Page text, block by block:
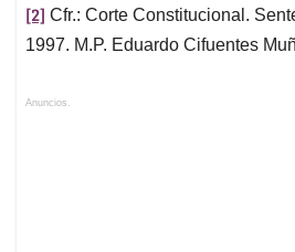
[2] Cfr.: Corte Constitucional.
1997. M.P. Eduardo Cifuentes
Anuncios.